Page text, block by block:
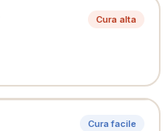
Cura alta
Cura facile